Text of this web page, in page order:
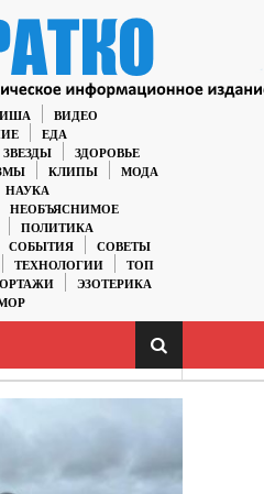
ВИДЕО
ЕДА
ЗВЕЗДЫ
ЗДОРОВЬЕ
КЛИПЫ
МОДА
НАУКА
НЕОБЪЯСНИМОЕ
ПОЛИТИКА
СОБЫТИЯ
СОВЕТЫ
ТЕХНОЛОГИИ
ТОП
ЭЗОТЕРИКА